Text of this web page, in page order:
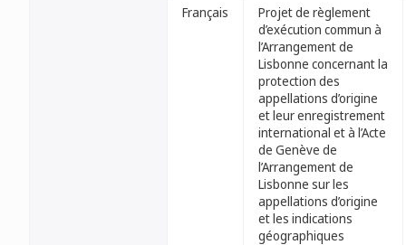
Français
Projet de règlement
d’exécution commun à
l’Arrangement de
Lisbonne concernant la
protection des
appellations d’origine
et leur enregistrement
international et à l’Acte
de Genève de
l’Arrangement de
Lisbonne sur les
appellations d’origine
et les indications
géographiques